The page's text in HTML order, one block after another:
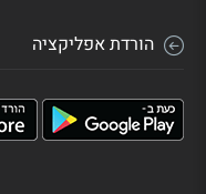
הורדת אפליקציה